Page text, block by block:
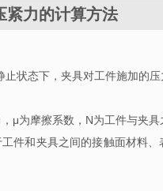
紧力的计算方法
状态下，夹具对工件施加的
μ为摩擦系数， N为工件与夹具
件和夹具之间的接触面材料